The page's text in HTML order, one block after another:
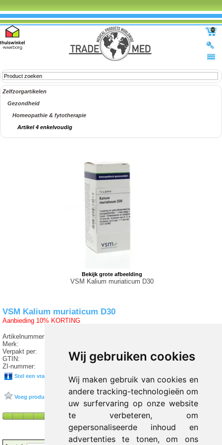
Wij gebruiken cookies
Wij maken gebruik van cookies en
andere tracking-technologieën om
uw surfervaring op onze website
te verbeteren, om
gepersonaliseerde inhoud en
advertenties te tonen, om ons
0
Zelfzorgartikelen
Gezondheid
Homeopathie & fytotherapie
Artikel 4 enkelvoudig
Bekijk grote afbeelding
VSM Kalium muriaticum D30
VSM Kalium muriaticum D30
Aanbieding 10% KORTING
Artikelnummer:
Merk:
Verpakt per:
GTIN:
ZI-nummer:
10 Gram
8728300933133
Stel een vraag over dit product
Voeg product toe aan favorieten